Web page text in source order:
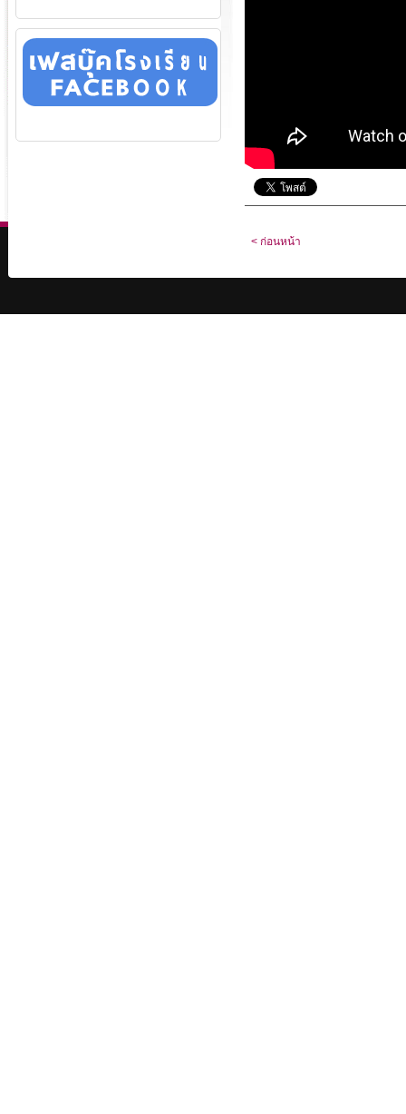
< ก่อนหน้า